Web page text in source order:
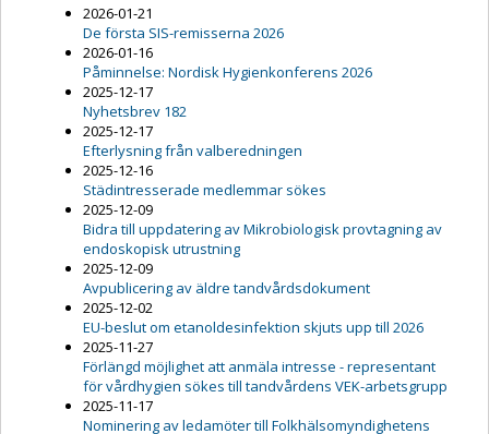
2026-01-21
De första SIS-remisserna 2026
2026-01-16
Påminnelse: Nordisk Hygienkonferens 2026
2025-12-17
Nyhetsbrev 182
2025-12-17
Efterlysning från valberedningen
2025-12-16
Städintresserade medlemmar sökes
2025-12-09
Bidra till uppdatering av Mikrobiologisk provtagning av
endoskopisk utrustning
2025-12-09
Avpublicering av äldre tandvårdsdokument
2025-12-02
EU-beslut om etanoldesinfektion skjuts upp till 2026
2025-11-27
Förlängd möjlighet att anmäla intresse - representant
för vårdhygien sökes till tandvårdens VEK-arbetsgrupp
2025-11-17
Nominering av ledamöter till Folkhälsomyndighetens